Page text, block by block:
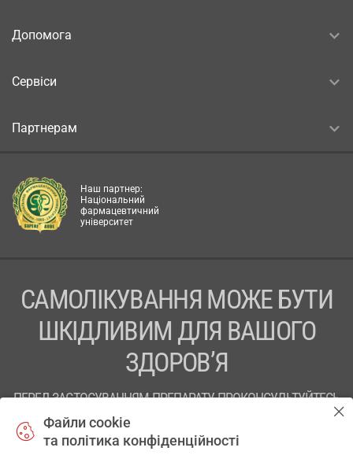
Допомога
Сервіси
Партнерам
Наш партнер:
Національний
фармацевтичний
університет
САМОЛІКУВАННЯ МОЖЕ БУТИ
ШКІДЛИВИМ ДЛЯ ВАШОГО
ЗДОРОВ’Я
ПЕРЕД ЗАСТОСУВАННЯМ ПРЕПАРАТУ ПРОКОНСУЛЬТУЙТЕСЬ
ТОВ «АПТЕКА 911.ЮА» Код ЄДРПОУ 43631965.
Файли cookie
та політика конфіденційності